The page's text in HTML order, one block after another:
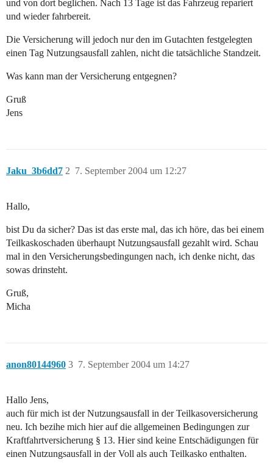
und von dort beglichen. Nach 13 Tage ist das Fahrzeug repariert
und wieder fahrbereit.
Die Versicherung will jedoch nur den im Gutachten festgelegten
einen Tag Nutzungsausfall zahlen, nicht die tatsächliche Standzeit.
Was kann man der Versicherung entgegnen?
Gruß
Jens
Jaku_3b6dd7 7. September 2004 um 12:27
2
Hallo,
bist Du da sicher? Das ist das erste mal, das ich höre, das bei einem
Teilkaskoschaden überhaupt Nutzungsausfall gezahlt wird. Schau
mal in den Versicherungsbedingungen nach, ich denke nicht, das
sowas drinsteht.
Gruß,
Micha
anon80144960 7. September 2004 um 14:27
3
Hallo Jens,
auch für mich ist der Nutzungsausfall in der Teilkasoversicherung
neu. Ich bezihe mich hier auf die allgemeinen Bedingungen zur
Kraftfahrtversicherung § 13. Hier sind keine Entschädigungen für
einen Nutzungsausfall in der Voll als auch Teilkasko enthalten.